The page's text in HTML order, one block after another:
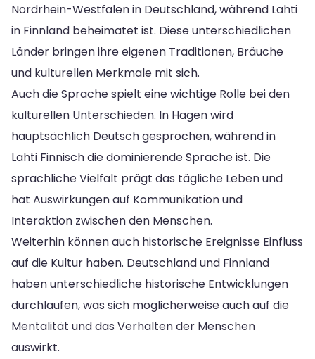
Nordrhein-Westfalen in Deutschland, während Lahti
in Finnland beheimatet ist. Diese unterschiedlichen
Länder bringen ihre eigenen Traditionen, Bräuche
und kulturellen Merkmale mit sich.
Auch die Sprache spielt eine wichtige Rolle bei den
kulturellen Unterschieden. In Hagen wird
hauptsächlich Deutsch gesprochen, während in
Lahti Finnisch die dominierende Sprache ist. Die
sprachliche Vielfalt prägt das tägliche Leben und
hat Auswirkungen auf Kommunikation und
Interaktion zwischen den Menschen.
Weiterhin können auch historische Ereignisse Einfluss
auf die Kultur haben. Deutschland und Finnland
haben unterschiedliche historische Entwicklungen
durchlaufen, was sich möglicherweise auch auf die
Mentalität und das Verhalten der Menschen
auswirkt.